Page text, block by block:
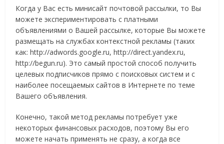
Когда у Вас есть минисайт почтовой рассылки, то Вы
можете экспериментировать с платными
объявлениями о Вашей рассылке, которые Вы можете
размещать на службах контекстной рекламы (таких
как: http://adwords.google.ru, http://direct.yandex.ru,
http://begun.ru). Это самый простой способ получить
целевых подписчиков прямо с поисковых систем и с
наиболее посещаемых сайтов в Интернете по теме
Вашего объявления.
Конечно, такой метод рекламы потребует уже
некоторых финансовых расходов, поэтому Вы его
можете начать применять не сразу, а когда все